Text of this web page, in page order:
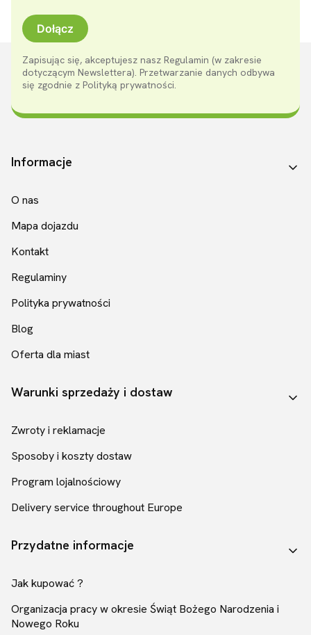
Dołącz
Zapisując się, akceptujesz nasz Regulamin (w zakresie
dotyczącym Newslettera). Przetwarzanie danych odbywa
się zgodnie z Polityką prywatności.
Linki w stopce
Informacje
O nas
Mapa dojazdu
Kontakt
Regulaminy
Polityka prywatności
Blog
Oferta dla miast
Warunki sprzedaży i dostaw
Zwroty i reklamacje
Sposoby i koszty dostaw
Program lojalnościowy
Delivery service throughout Europe
Przydatne informacje
Jak kupować ?
Organizacja pracy w okresie Świąt Bożego Narodzenia i
Nowego Roku